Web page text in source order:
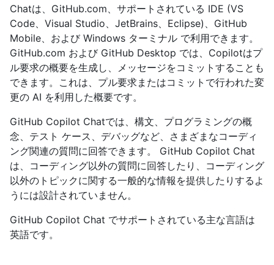
Chatは、GitHub.com、サポートされている IDE (VS
Code、Visual Studio、JetBrains、Eclipse)、GitHub
Mobile、および Windows ターミナル で利用できます。
GitHub.com および GitHub Desktop では、Copilotはプ
ル要求の概要を生成し、メッセージをコミットすることも
できます。これは、プル要求またはコミットで行われた変
更の AI を利用した概要です。
GitHub Copilot Chatでは、構文、プログラミングの概
念、テスト ケース、デバッグなど、さまざまなコーディ
ング関連の質問に回答できます。 GitHub Copilot Chat
は、コーディング以外の質問に回答したり、コーディング
以外のトピックに関する一般的な情報を提供したりするよ
うには設計されていません。
GitHub Copilot Chat でサポートされている主な言語は
英語です。